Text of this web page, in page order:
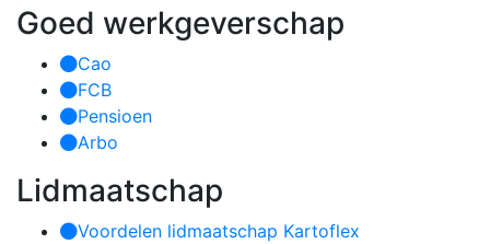
Goed werkgeverschap
Cao
FCB
Pensioen
Arbo
Lidmaatschap
Voordelen lidmaatschap Kartoflex